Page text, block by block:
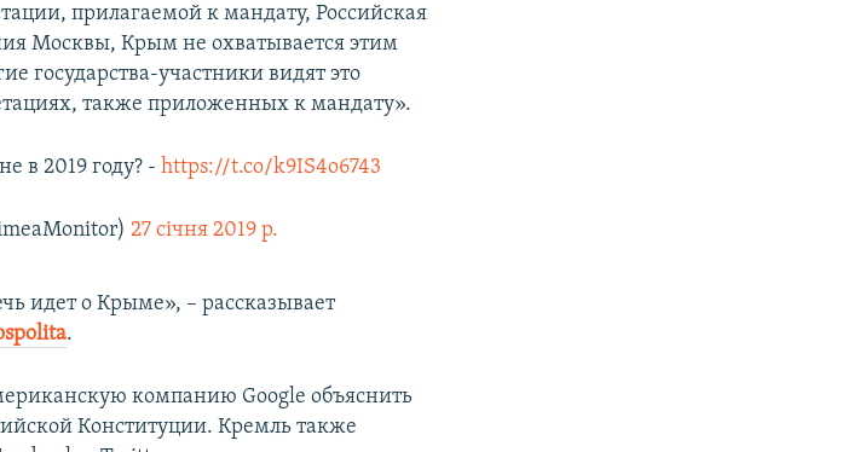
прилагаемой к мандату, Российская
Москвы, Крым не охватывается этим
государства-участники видят это
также приложенных к мандату».
в 2019 году? -https://t.co/k9IS4o6743
27 січня 2019 р.
идет о Крыме», – рассказывает
.
компанию Google объяснить
Конституции. Кремль также